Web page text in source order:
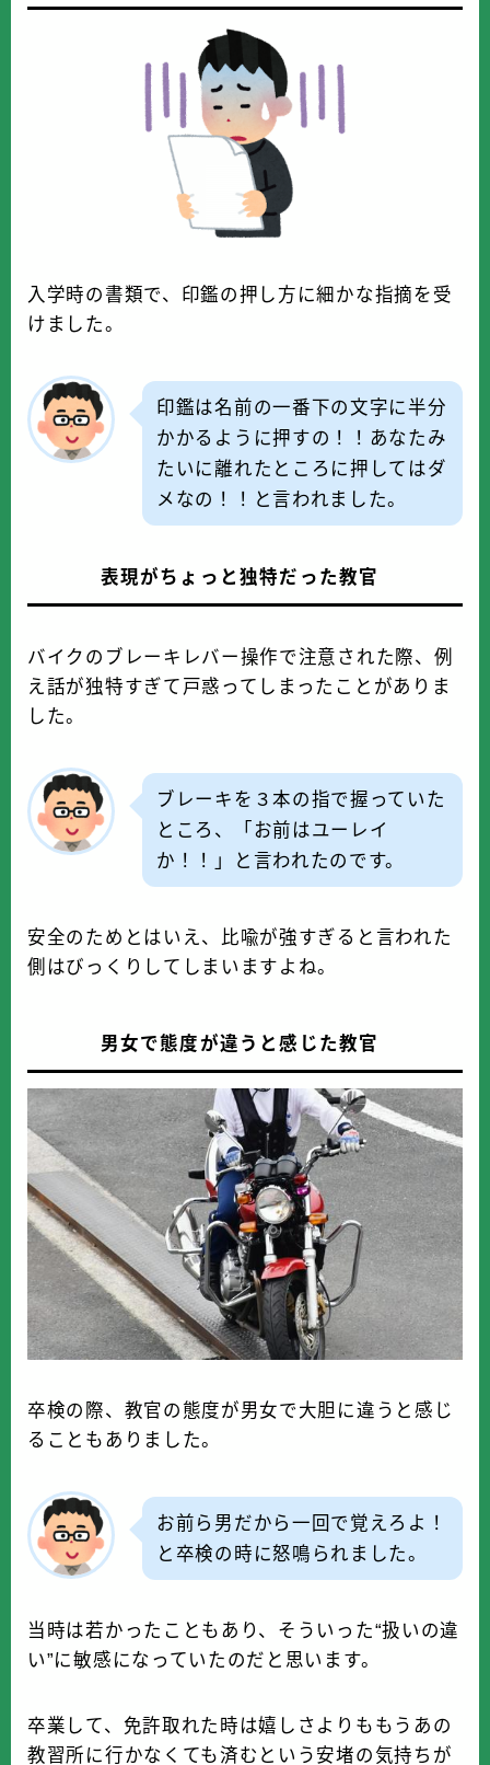
入学時の書類で、印鑑の押し方に細かな指摘を受
けました。
印鑑は名前の一番下の文字に半分
かかるように押すの！！あなたみ
たいに離れたところに押してはダ
メなの！！と言われました。
表現がちょっと独特だった教官
バイクのブレーキレバー操作で注意された際、例
え話が独特すぎて戸惑ってしまったことがありま
した。
ブレーキを３本の指で握っていた
ところ、「お前はユーレイ
か！！」と言われたのです。
安全のためとはいえ、比喩が強すぎると言われた
側はびっくりしてしまいますよね。
男女で態度が違うと感じた教官
卒検の際、教官の態度が男女で大胆に違うと感じ
ることもありました。
お前ら男だから一回で覚えろよ！
と卒検の時に怒鳴られました。
当時は若かったこともあり、そういった“扱いの違
い”に敏感になっていたのだと思います。
卒業して、免許取れた時は嬉しさよりももうあの
教習所に行かなくても済むという安堵の気持ちが